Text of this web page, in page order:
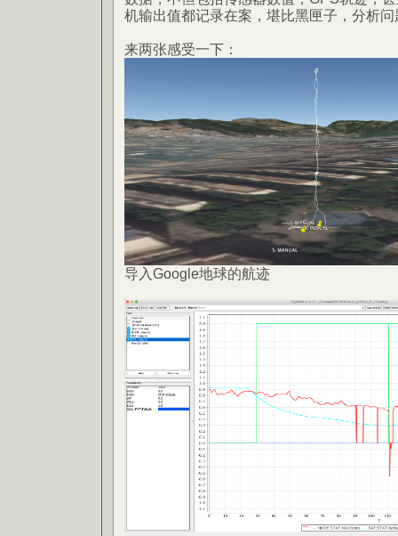
机输出值都记录在案，堪比黑匣子，分析
来两张感受一下：
导入Google地球的航迹